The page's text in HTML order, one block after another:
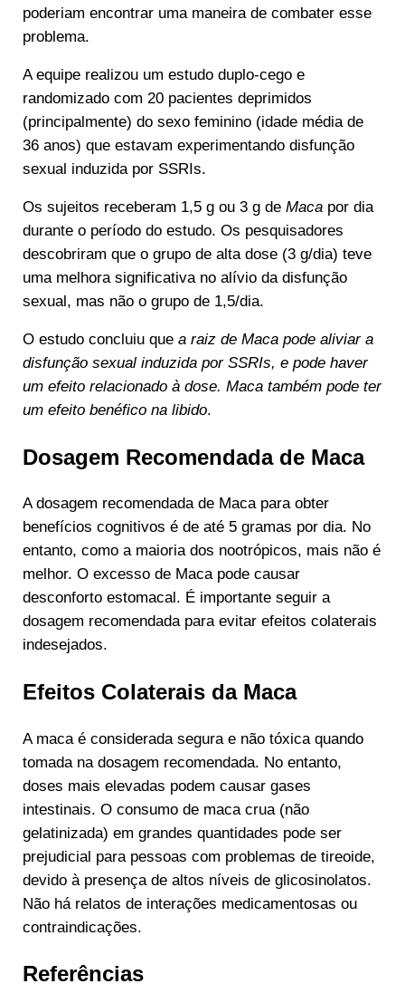
poderiam encontrar uma maneira de combater esse
problema.
A equipe realizou um estudo duplo-cego e
randomizado com 20 pacientes deprimidos
(principalmente) do sexo feminino (idade média de
36 anos) que estavam experimentando disfunção
sexual induzida por SSRIs.
Os sujeitos receberam 1,5 g ou 3 g de Macapor dia
durante o período do estudo. Os pesquisadores
descobriram que o grupo de alta dose (3 g/dia) teve
uma melhora significativa no alívio da disfunção
sexual, mas não o grupo de 1,5/dia.
O estudo concluiu que a raiz de Maca pode aliviar a
disfunção sexual induzida por SSRIs, e pode haver
um efeito relacionado à dose. Maca também pode ter
um efeito benéfico na libido.
Dosagem Recomendada de Maca
A dosagem recomendada de Maca para obter
benefícios cognitivos é de até 5 gramas por dia. No
entanto, como a maioria dos nootrópicos, mais não é
melhor. O excesso de Maca pode causar
desconforto estomacal. É importante seguir a
dosagem recomendada para evitar efeitos colaterais
indesejados.
Efeitos Colaterais da Maca
A maca é considerada segura e não tóxica quando
tomada na dosagem recomendada. No entanto,
doses mais elevadas podem causar gases
intestinais. O consumo de maca crua (não
gelatinizada) em grandes quantidades pode ser
prejudicial para pessoas com problemas de tireoide,
devido à presença de altos níveis de glicosinolatos.
Não há relatos de interações medicamentosas ou
contraindicações.
Referências